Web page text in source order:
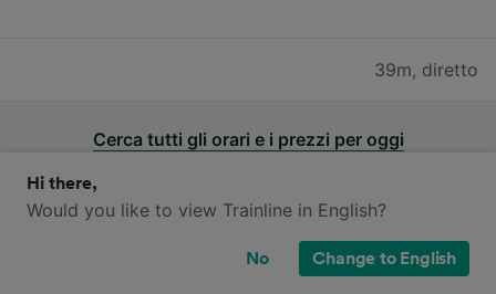
39m, diretto
Cerca tutti gli orari e i prezzi per oggi
Quali compagnie ferroviarie operano
Hi there,
Would you like to view Trainline in English?
No Change to English